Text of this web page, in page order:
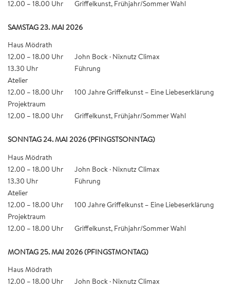
12.00 – 18.00 Uhr
Griffelkunst, Frühjahr/Sommer Wahl
SAMSTAG 23. MAI 2026
Haus Mödrath
12.00 – 18.00 Uhr
John Bock · Nixnutz Climax
13.30 Uhr
Führung
Atelier
12.00 – 18.00 Uhr
100 Jahre Griffelkunst – Eine Liebeserklärung
Projektraum
12.00 – 18.00 Uhr
Griffelkunst, Frühjahr/Sommer Wahl
SONNTAG 24. MAI 2026 (PFINGSTSONNTAG)
Haus Mödrath
12.00 – 18.00 Uhr
John Bock · Nixnutz Climax
13.30 Uhr
Führung
Atelier
12.00 – 18.00 Uhr
100 Jahre Griffelkunst – Eine Liebeserklärung
Projektraum
12.00 – 18.00 Uhr
Griffelkunst, Frühjahr/Sommer Wahl
MONTAG 25. MAI 2026 (PFINGSTMONTAG)
Haus Mödrath
12.00 – 18.00 Uhr
John Bock · Nixnutz Climax